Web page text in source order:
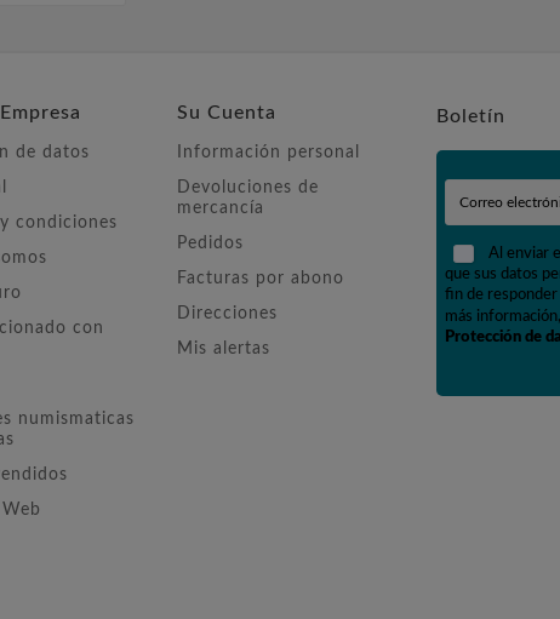
de datos
y condiciones
con
numismaticas
Su Cuenta
Información personal
Devoluciones de
mercancía
Pedidos
Facturas por abono
Direcciones
Mis alertas
Boletín
Al enviar
que sus datos
fin de responder
más
Protección de